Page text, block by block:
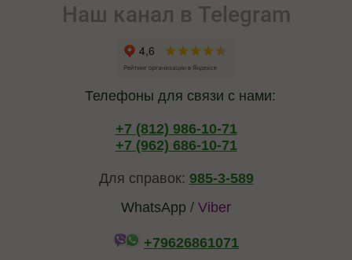
Наш канал в Telegram
Телефоны для связи с нами:
+7 (812) 986-10-71
+7 (962) 686-10-71
Для справок: 985-3-589
WhatsApp / Viber
+79626861071